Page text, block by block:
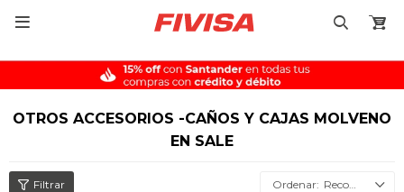

OTROS ACCESORIOS -CAÑOS Y CAJAS MOLVENO
EN SALE
Recomendados